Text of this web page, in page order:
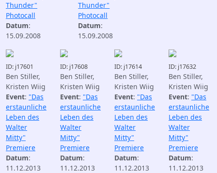
Thunder"
Photocall
Datum:
15.09.2008
Thunder"
Photocall
Datum:
15.09.2008
ID: j17601
Ben Stiller,
Kristen Wiig
Event: "Das
erstaunliche
Leben des
Walter
Mitty"
Premiere
Datum:
11.12.2013
ID: j17608
Ben Stiller,
Kristen Wiig
Event: "Das
erstaunliche
Leben des
Walter
Mitty"
Premiere
Datum:
11.12.2013
ID: j17614
Ben Stiller,
Kristen Wiig
Event: "Das
erstaunliche
Leben des
Walter
Mitty"
Premiere
Datum:
11.12.2013
ID: j17632
Ben Stiller,
Kristen Wiig
Event: "Das
erstaunliche
Leben des
Walter
Mitty"
Premiere
Datum:
11.12.2013